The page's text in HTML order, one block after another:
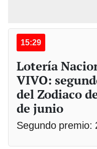
15:29
Lotería
VIVO:
del Zodiaco
de junio
Segundo premio: